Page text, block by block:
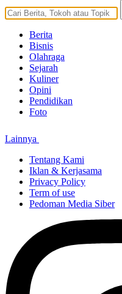
Berita
Bisnis
Olahraga
Sejarah
Kuliner
Opini
Pendidikan
Foto
Lainnya
Tentang Kami
Iklan & Kerjasama
Privacy Policy
Term of use
Pedoman Media Siber